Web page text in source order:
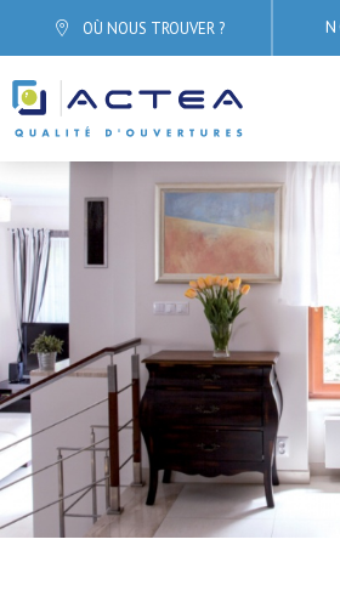
Aller directement à la navigation
OÙ NOUS TROUVER ?